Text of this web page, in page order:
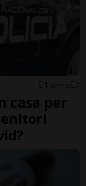
1 anno 2
casa per